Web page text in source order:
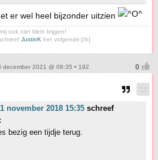
er wel heel bijzonder uitzien
ook niet klein krijgen!
JustinK het volgende:[/b]
december 2021 @ 08:35 • 192
november 2018 15:35 schreef
bezig een tijdje terug.